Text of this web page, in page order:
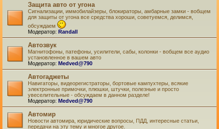
Защита авто от угона
Сигнализации, иммобилайзеры, блокираторы, амбарные замки - вобщем
для защиты от угона все средства хороши, советуемся, делимся,
обсуждаем
Модератор: Randall
Автозвук
Магнитофоны, патефоны, усилители, сабы, колонки - вобщем все аудио
установленное в вашем авто
Модератор: Medved@790
Автогаджеты
Навигаторы, видеорегистраторы, бортовые кампухтеры, всякие
электронные примочки, плюшки, штучки, полезные и просто
увеселительные - обсуждаем в данном разделе!
Модератор: Medved@790
Автомир
Новости автомира, юридические вопросы, ПДД, интересные статьи,
передачи на эту тему и многое другое.